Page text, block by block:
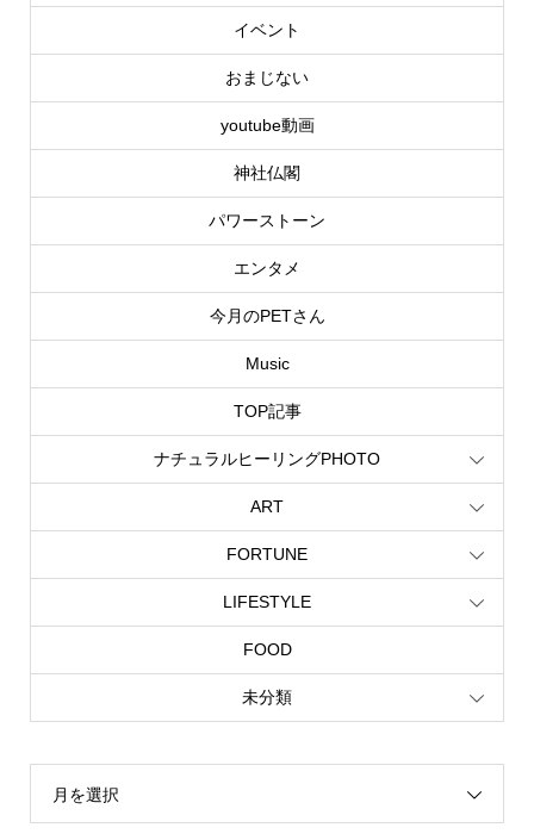
イベント
おまじない
youtube動画
神社仏閣
パワーストーン
エンタメ
今月のPETさん
Music
TOP記事
ナチュラルヒーリングPHOTO
ART
FORTUNE
LIFESTYLE
FOOD
未分類
月を選択